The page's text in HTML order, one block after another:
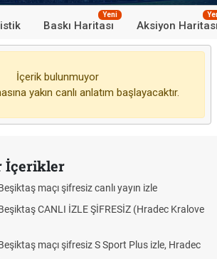
Baskı Haritası
Yeni
Aksiyon
İçerik bulunmuyor
yakın canlı anlatım başlayacaktır.
İçerikler
maçı şifresiz canlı yayın izle
CANLI İZLE ŞİFRESİZ (Hradec Kralove
maçı şifresiz S Sport Plus izle, Hradec